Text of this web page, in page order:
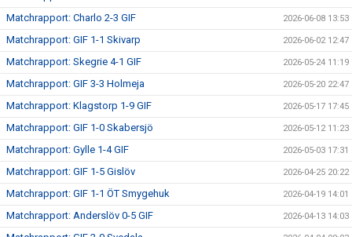
Matchrapport: Charlo 2-3 GIF 2026-06-08 13:53
Matchrapport: GIF 1-1 Skivarp 2026-06-02 12:47
Matchrapport: Skegrie 4-1 GIF 2026-05-24 11:19
Matchrapport: GIF 3-3 Holmeja 2026-05-20 22:47
Matchrapport: Klagstorp 1-9 GIF 2026-05-17 17:45
Matchrapport: GIF 1-0 Skabersjö 2026-05-12 11:23
Matchrapport: Gylle 1-4 GIF 2026-05-03 17:31
Matchrapport: GIF 1-5 Gislöv 2026-04-25 20:22
Matchrapport: GIF 1-1 ÖT Smygehuk 2026-04-19 14:01
Matchrapport: Anderslöv 0-5 GIF 2026-04-13 14:03